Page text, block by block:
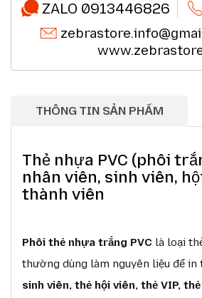
ZALO 0913446826
THÔNG TIN SẢN PHẨM
Thẻ nhựa PVC (phôi
nhân viên, sinh viên,
thành viên
Phôi thẻ nhựa trắng PVC là loại
thường dùng làm nguyên liệu để in
sinh viên, thẻ hội viên, thẻ VIP,